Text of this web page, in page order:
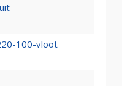
100-vloot